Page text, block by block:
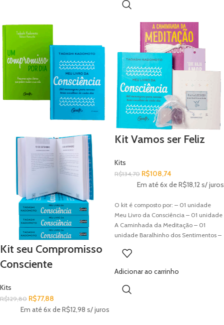
com 365 atividades que irão inspirá-lo
e motivá-lo a seguir pelo caminho mais
leve da vida. Comece o dia com uma
reflexão do MEU LIVRO DA
CONSCIÊNCIA, em seguida assuma a
tarefa e seja você o seu maior
compromisso com o UM
COMPROMISSO POR DIA, e finalize
esse ritual sendo grato, registrando
tudo no seu LIVRINHO DA GRATIDÃO.
Kit seu Compromisso
Consciente
Kits
R$129,80 R$77,88
Em até 6x deR$12,98 s/ juros
Kit Vamos ser Feliz
Kits
R$134,70 R$108,74
Em até 6x deR$18,12s/ juros
O kit é composto por: – 01 unidade
Meu Livro da Consciência – 01 unidade
A Caminhada da Meditação – 01
unidade Baralhinho dos Sentimentos –
– 01 Quartzo Rosa
Adicionar ao carrinho